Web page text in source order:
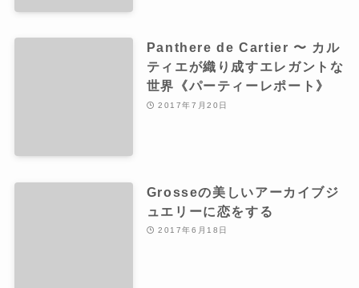
Panthere de Cartier 〜 カル
ティエが織り成すエレガントな
世界《パーティーレポート》
2017年7月20日
Grosseの美しいアーカイブジ
ュエリーに恋をする
2017年6月18日